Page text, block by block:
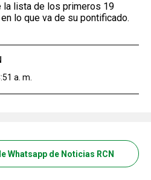
la lista de los primeros 19
lo que va de su pontificado.
a. m.
Whatsapp de Noticias RCN